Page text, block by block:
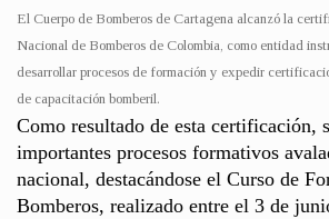
El Cuerpo de Bomberos de Cartagena alcanzó la
Nacional de Bomberos de Colombia, como entidad
desarrollar procesos de formación y expedir
de capacitación bomberil.
Como resultado de esta certificación,
importantes procesos formativos
nacional, destacándose el Curso de
Bomberos, realizado entre el 3 de